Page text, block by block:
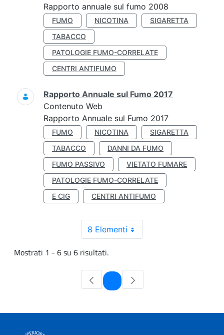
Rapporto annuale sul fumo 2008
FUMO NICOTINA
SIGARETTA
TABACCO
PATOLOGIE FUMO-CORRELATE
CENTRI ANTIFUMO
Rapporto Annuale sul Fumo 2017
Contenuto Web
Rapporto Annuale sul Fumo 2017
FUMO NICOTINA
SIGARETTA
TABACCO
DANNI DA FUMO
FUMO PASSIVO
VIETATO FUMARE
PATOLOGIE FUMO-CORRELATE
E CIG
CENTRI ANTIFUMO
8 Elementi
Mostrati 1 - 6 su 6 risultati.
Pagina